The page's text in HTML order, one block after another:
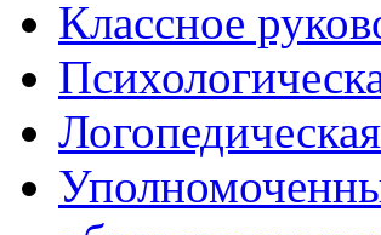
Классное